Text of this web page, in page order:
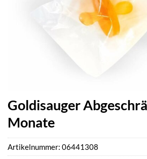
Goldisauger
Monate
Artikelnummer: 06441308